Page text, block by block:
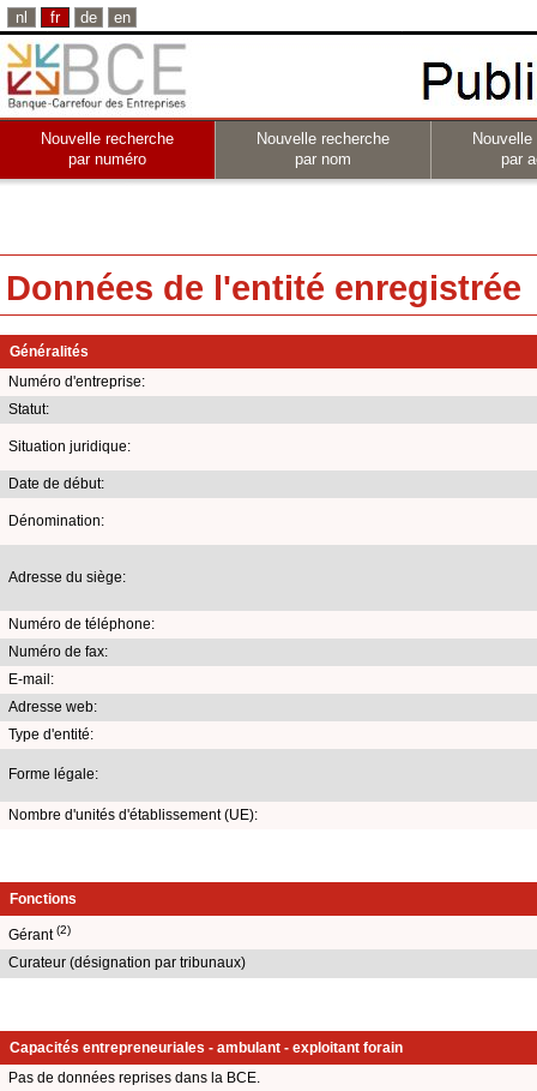
nl fr de en
Nouvelle recherche
par numéro
Nouvelle recherche
par nom
par
Données de l'entité enregistrée
Généralités
Numéro d'entreprise:
Statut:
Situation juridique:
Date de début:
Dénomination:
Adresse du siège:
Numéro de téléphone:
Numéro de fax:
E-mail:
Adresse web:
Type d'entité:
Forme légale:
Nombre d'unités d'établissement (UE):
Fonctions
Gérant(2)
Curateur (désignation par tribunaux)
Capacités entrepreneuriales - ambulant - exploitant forain
Pas de données reprises dans la BCE.